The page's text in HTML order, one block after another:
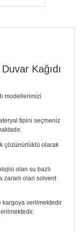
Kağıdı
modellerimizi
tipini seçmeniz
çözünürlüklü olarak
olan su bazlı
zararlı olan solvent
kargoya verilmektedir